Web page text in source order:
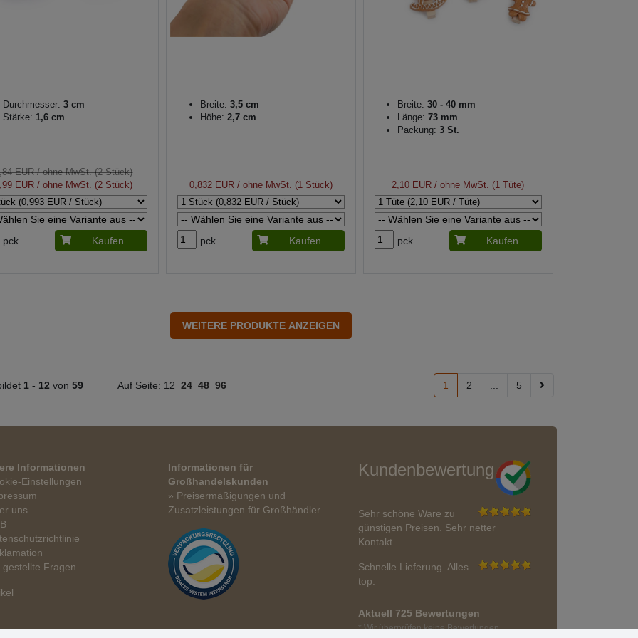
Durchmesser: 3 cm
Stärke: 1,6 cm
EUR/ ohne MwSt. (2 Stück)
EUR / ohne MwSt. (2 Stück)
pck. Kaufen
Breite: 3,5 cm
Höhe: 2,7 cm
0,832 EUR/ ohne MwSt. (1 Stück)
pck. Kaufen
Breite: 30 - 40 mm
Länge: 73 mm
Packung: 3 St.
2,10 EUR / ohne MwSt. (1 Tüte)
pck. Kaufen
1 - 12 von 59 Auf Seite: 12 24 48 96 1 2 5
Informationen
Einstellungen
uns
gestellte Fragen
Informationen für
Großhandelskunden
» Preisermäßigungen und
Zusatzleistungen für Großhändler
Kundenbewertung
Sehr schöne Ware zu
günstigen Preisen. Sehr netter
Kontakt.
Schnelle Lieferung. Alles
top.
Aktuell 725 Bewertungen
* Wir überprüfen keine Bewertungen